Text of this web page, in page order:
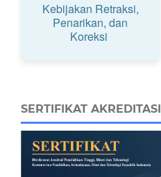
Kebijakan Retraksi,
Penarikan, dan
Koreksi
SERTIFIKAT AKREDITASI